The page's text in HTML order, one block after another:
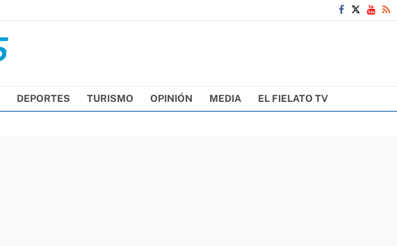
DEPORTES TURISMO OPINIÓN MEDIA EL FIELATO TV